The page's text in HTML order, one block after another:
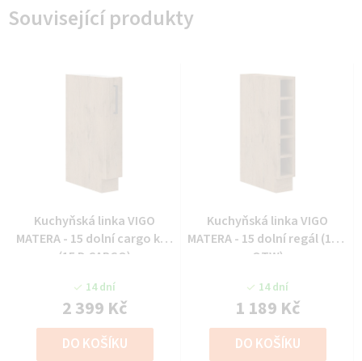
Související produkty
Kuchyňská linka VIGO
MATERA - 15 dolní cargo koš
(15 D CARGO)
14 dní
2 399 Kč
DO KOŠÍKU
Kuchyňská linka VIGO
MATERA - 15 dolní regál (15 D
OTW)
14 dní
1 189 Kč
DO KOŠÍKU